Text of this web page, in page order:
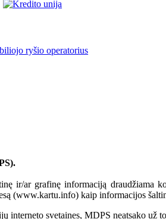
ir/ar grafinę informaciją
(www.kartu.info) kaip informacijos
svetaines, MDPS neatsako už